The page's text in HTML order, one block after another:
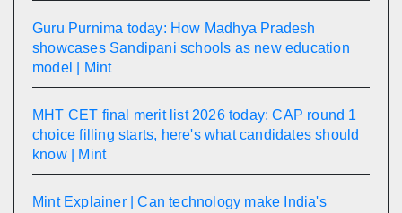
Guru Purnima today: How Madhya Pradesh
showcases Sandipani schools as new education
model | Mint
MHT CET final merit list 2026 today: CAP round 1
choice filling starts, here's what candidates should
know | Mint
Mint Explainer | Can technology make India's